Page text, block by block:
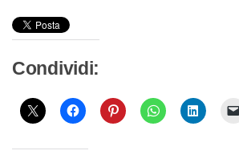
Condividi: